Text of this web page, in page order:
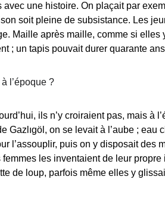
une histoire. On plaçait par
soit pleine de subsistance. Les
Maille après maille, comme si elles
; un tapis pouvait durer quarante
l’époque ?
ils n’y croiraient pas, mais à
Gazlıgöl, on se levait à l’aube ; eau
l’assouplir, puis on y disposait des
femmes les inventaient de leur
de loup, parfois même elles y